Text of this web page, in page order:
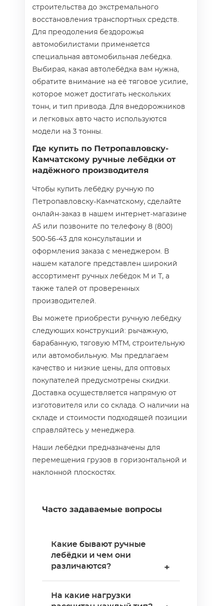
строительства до экстремального
восстановления транспортных средств.
Для преодоления бездорожья
автомобилистами применяется
специальная автомобильная лебёдка.
Выбирая, какая автолебёдка вам нужна,
обратите внимание на её тяговое усилие,
которое может достигать нескольких
тонн, и тип привода. Для внедорожников
и легковых авто часто используются
модели на 3 тонны.
Где купить по Петропавловску-
Камчатскому ручные лебёдки от
надёжного производителя
Чтобы купить лебёдку ручную по
Петропавловску-Камчатскому, сделайте
онлайн‑заказ в нашем интернет‑магазине
А5 или позвоните по телефону 8 (800)
500-56-43 для консультации и
оформления заказа с менеджером. В
нашем каталоге представлен широкий
ассортимент ручных лебёдок М и Т, а
также талей от проверенных
производителей.
Вы можете приобрести ручную лебёдку
следующих конструкций: рычажную,
барабанную, тяговую МТМ, строительную
или автомобильную. Мы предлагаем
качество и низкие цены, для оптовых
покупателей предусмотрены скидки.
Доставка осуществляется напрямую от
изготовителя или со склада. О наличии на
складе и стоимости подходящей позиции
справляйтесь у менеджера.
Наши лебёдки предназначены для
перемещения грузов в горизонтальной и
наклонной плоскостях.
Часто задаваемые вопросы
Какие бывают ручные
лебёдки и чем они
различаются?
+
механическое тяговое
На какие нагрузки